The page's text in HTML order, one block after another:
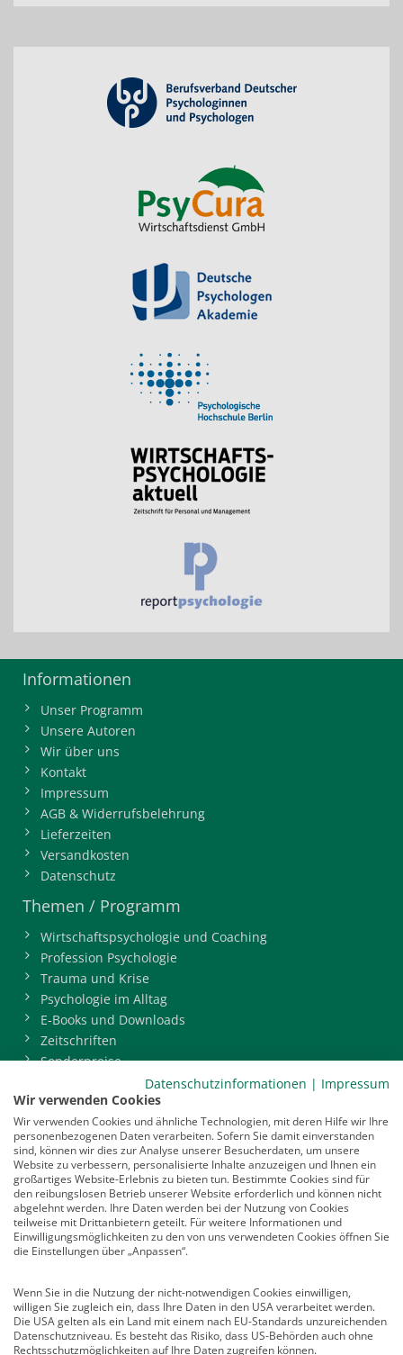
Informationen
Unser Programm
Unsere Autoren
Wir über uns
Kontakt
Impressum
AGB & Widerrufsbelehrung
Lieferzeiten
Versandkosten
Datenschutz
Themen / Programm
Wirtschaftspsychologie und Coaching
Profession Psychologie
Trauma und Krise
Psychologie im Alltag
E-Books und Downloads
Zeitschriften
Sonderpreise
BDP-Mitgliederbereich
Service
Newsletter
Mediadaten
Infocenter
Veranstaltungen
Nachrichten
Abo kündigen
Vertrag widerrufen
Kontakt
Datenschutzinformationen | Impressum
Wir verwenden Cookies
Wir verwenden Cookies und ähnliche Technologien, mit deren Hilfe wir Ihre
personenbezogenen Daten verarbeiten. Sofern Sie damit einverstanden
sind, können wir dies zur Analyse unserer Besucherdaten, um unsere
Website zu verbessern, personalisierte Inhalte anzuzeigen und Ihnen ein
großartiges Website-Erlebnis zu bieten tun. Bestimmte Cookies sind für
den reibungslosen Betrieb unserer Website erforderlich und können nicht
abgelehnt werden. Ihre Daten werden bei der Nutzung von Cookies
teilweise mit Drittanbietern geteilt. Für weitere Informationen und
Einwilligungsmöglichkeiten zu den von uns verwendeten Cookies öffnen Sie
die Einstellungen über „Anpassen“.
Wenn Sie in die Nutzung der nicht-notwendigen Cookies einwilligen,
willigen Sie zugleich ein, dass Ihre Daten in den USA verarbeitet werden.
Die USA gelten als ein Land mit einem nach EU-Standards unzureichenden
Datenschutzniveau. Es besteht das Risiko, dass US-Behörden auch ohne
Rechtsschutzmöglichkeiten auf Ihre Daten zugreifen können.